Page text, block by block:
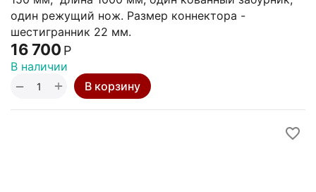
один режущий нож. Размер коннектора -
шестигранник 22 мм.
16 700 Р
В наличии
+
− В корзину